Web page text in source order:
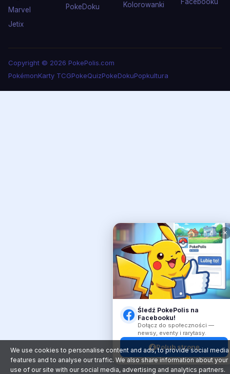
Marvel
Jetix
PokeDoku
Kolorowanki
Copyright © 2026 PokePolis.com
PokémonKarty TCGPokeQuizPokeDokuPopkultura
✕
Śledź PokePolis na
Facebooku!
Dołącz do społeczności —
newsy, eventy i rarytasy.
Polub stronę
We use cookies to personalise content and ads, to provide social media
features and to analyse our traffic. We also share information about your
use of our site with our social media, advertising and analytics partners.